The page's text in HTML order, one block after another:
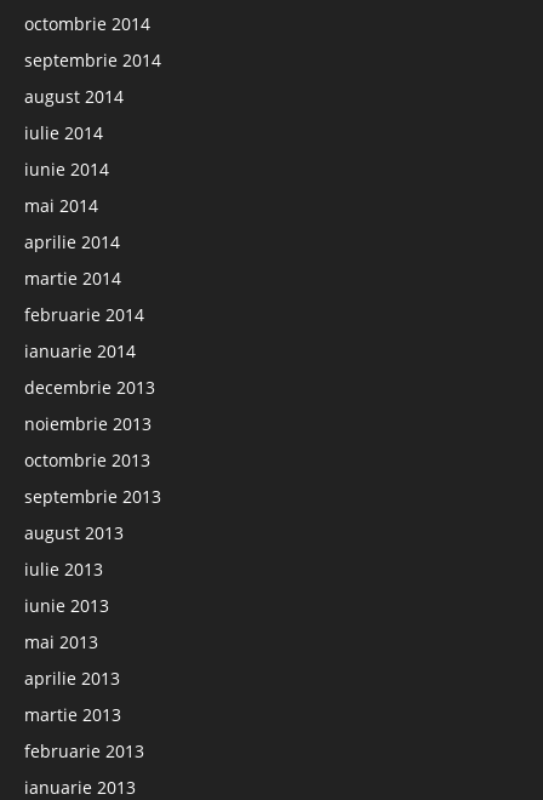
octombrie 2014
septembrie 2014
august 2014
iulie 2014
iunie 2014
mai 2014
aprilie 2014
martie 2014
februarie 2014
ianuarie 2014
decembrie 2013
noiembrie 2013
octombrie 2013
septembrie 2013
august 2013
iulie 2013
iunie 2013
mai 2013
aprilie 2013
martie 2013
februarie 2013
ianuarie 2013